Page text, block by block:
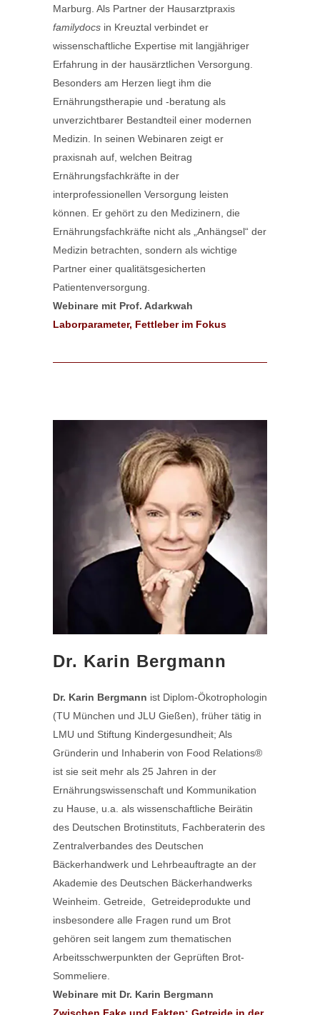
Marburg. Als Partner der Hausarztpraxis
familydocs in Kreuztal verbindet er
wissenschaftliche Expertise mit langjähriger
Erfahrung in der hausärztlichen Versorgung.
Besonders am Herzen liegt ihm die
Ernährungstherapie und -beratung als
unverzichtbarer Bestandteil einer modernen
Medizin. In seinen Webinaren zeigt er
praxisnah auf, welchen Beitrag
Ernährungsfachkräfte in der
interprofessionellen Versorgung leisten
können. Er gehört zu den Medizinern, die
Ernährungsfachkräfte nicht als „Anhängsel“ der
Medizin betrachten, sondern als wichtige
Partner einer qualitätsgesicherten
Patientenversorgung.
Webinare mit Prof. Adarkwah
Laborparameter, Fettleber im Fokus
Dr. Karin Bergmann
Dr. Karin Bergmann ist Diplom-Ökotrophologin
(TU München und JLU Gießen), früher tätig in
LMU und Stiftung Kindergesundheit; Als
Gründerin und Inhaberin von Food Relations®
ist sie seit mehr als 25 Jahren in der
Ernährungswissenschaft und Kommunikation
zu Hause, u.a. als wissenschaftliche Beirätin
des Deutschen Brotinstituts, Fachberaterin des
Zentralverbandes des Deutschen
Bäckerhandwerk und Lehrbeauftragte an der
Akademie des Deutschen Bäckerhandwerks
Weinheim. Getreide, Getreideprodukte und
insbesondere alle Fragen rund um Brot
gehören seit langem zum thematischen
Arbeitsschwerpunkten der Geprüften Brot-
Sommeliere.
Webinare mit Dr. Karin Bergmann